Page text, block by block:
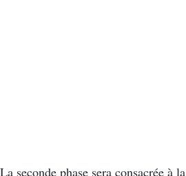
La seconde phase sera consacrée à la